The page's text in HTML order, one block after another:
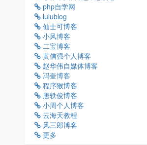
php自学网
lulublog
仙士可博客
小风博客
二宝博客
黄信强个人博客
赵华伟自媒体博客
冯奎博客
程序猴博客
唐轶俊博客
小周个人博客
云海天教程
风三郎博客
更多